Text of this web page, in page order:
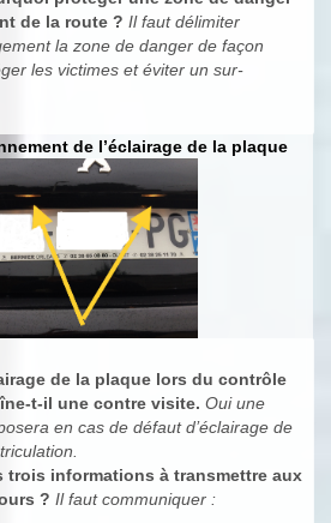
de la route ? Il faut délimiter
la zone de danger de façon
les victimes et éviter un sur-
de l’éclairage de la plaque
de la plaque lors du contrôle
t-il une contre visite. Oui une
en cas de défaut d’éclairage de
trois informations à transmettre aux
? Il faut communiquer :